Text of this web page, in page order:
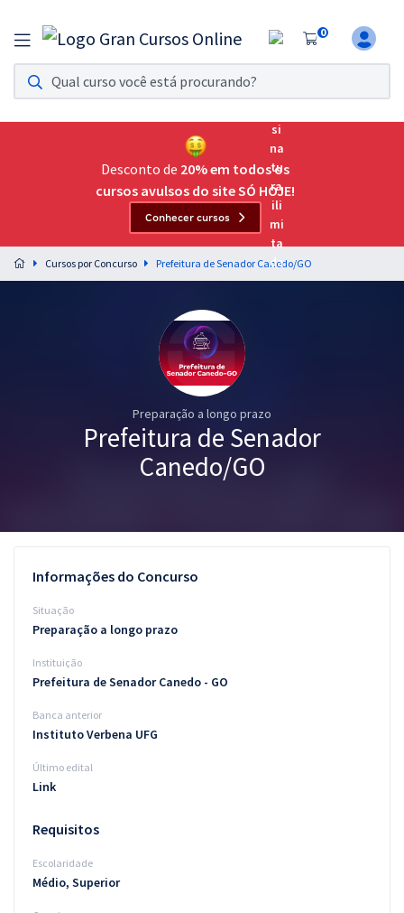
0
Assinatura Ilimitada 11
Acesso a todos os cursos. Teste grátis por 7 dias!
Assinatura OAB Até Passar
Acesso ilimitado a toda preparação para o Exame da
Preparação completa e intensiva para as principais
residências em saúde do Brasil
Conteúdo gratuito
Blog
Desconto de 20% em todos os
cursos avulsos do site SÓ HOJE!
Conhecer cursos
Cursos por Concurso Prefeitura de Senador Canedo/GO
Preparação a longo prazo
Prefeitura de Senador
Canedo/GO
Informações do Concurso
Situação
Preparação a longo prazo
Instituição
Prefeitura de Senador Canedo - GO
Banca anterior
Instituto Verbena UFG
Último edital
Link
Requisitos
Escolaridade
Médio, Superior